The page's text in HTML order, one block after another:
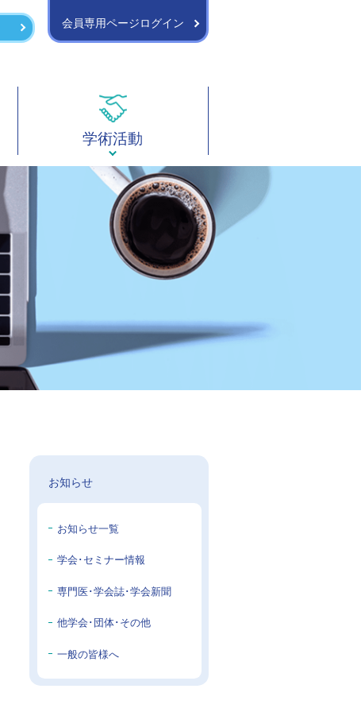
会員専用ページログイン
学術活動
お知らせ
お知らせ一覧
学会･セミナー情報
専門医･学会誌･学会新聞
他学会･団体･その他
一般の皆様へ